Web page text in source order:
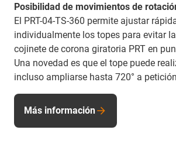
Posibilidad de movimientos de
El PRT-04-TS-360 permite ajustar
individualmente los topes para evitar
cojinete de corona giratoria PRT en
Una novedad es que el tope puede
incluso ampliarse hasta 720° a
Más información